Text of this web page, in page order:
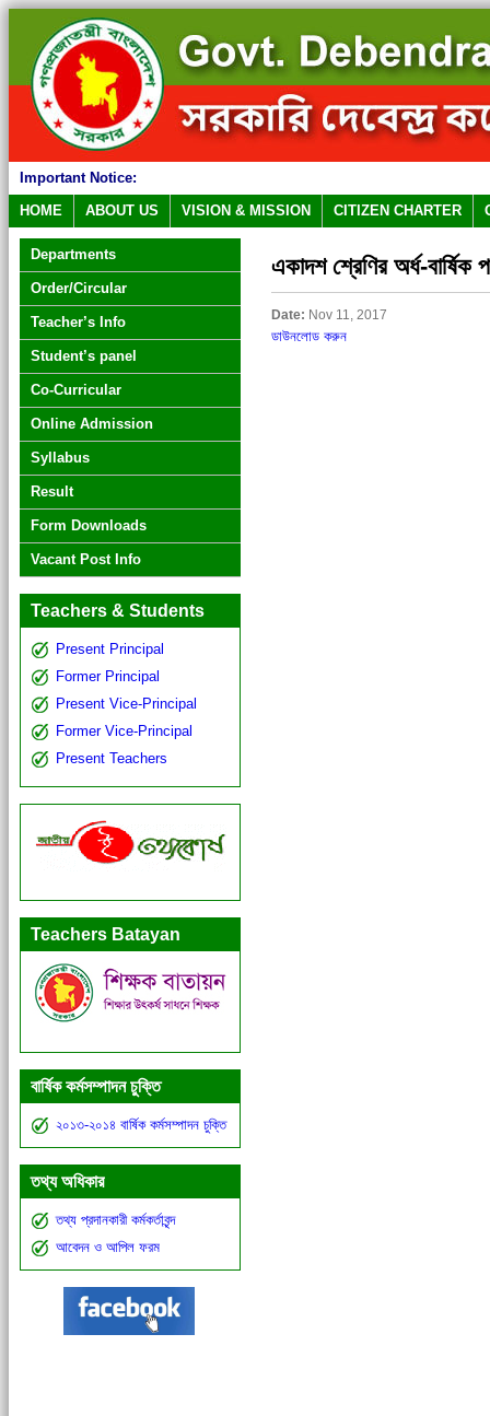
Important Notice:
HOME
ABOUT US VISION & MISSION CITIZEN CHARTER
Departments
Order/Circular
Teacher’s Info
Student’s panel
Co-Curricular
Online Admission
Syllabus
Result
Form Downloads
Vacant Post Info
Teachers & Students
Present Principal
Former Principal
Present Vice-Principal
Former Vice-Principal
Present Teachers
Teachers Batayan
বার্ষিক কর্মসম্পাদন চুক্তি
২০১৩-২০১৪ বার্ষিক কর্মসম্পাদন চুক্তি
তথ্য অধিকার
তথ্য প্রদানকারী কর্মকর্তাবৃন্দ
আবেদন ও আপিল ফরম
একাদশ শ্রেণির অর্ধ-বার্ষিক
Date: Nov 11, 2017
ডাউনলোড করুন